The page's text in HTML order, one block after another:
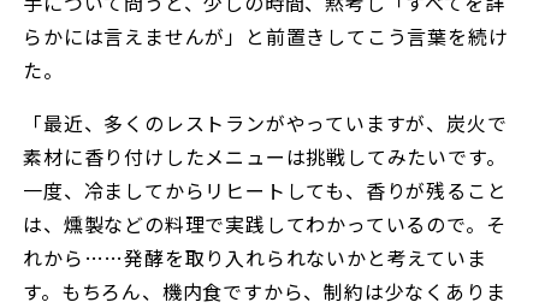
らかには言えませんが」と前置きしてこう言葉を続け
た。
「最近、多くのレストランがやっていますが、炭火で
素材に香り付けしたメニューは挑戦してみたいです。
一度、冷ましてからリヒートしても、香りが残ること
は、燻製などの料理で実践してわかっているので。そ
れから……発酵を取り入れられないかと考えていま
す。もちろん、機内食ですから、制約は少なくありま